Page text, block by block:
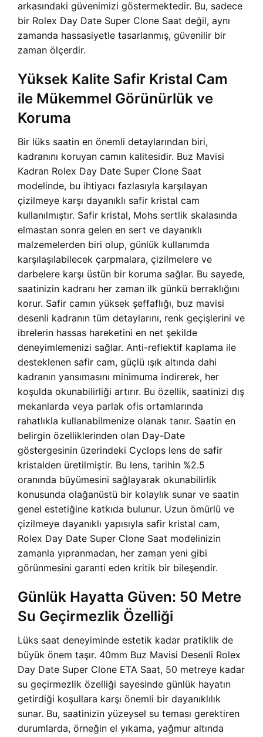
arkasındaki güvenimizi göstermektedir. Bu, sadece
bir Rolex Day Date Super Clone Saat değil, aynı
zamanda hassasiyetle tasarlanmış, güvenilir bir
zaman ölçerdir.
Yüksek Kalite Safir Kristal Cam
ile Mükemmel Görünürlük ve
Koruma
Bir lüks saatin en önemli detaylarından biri,
kadranını koruyan camın kalitesidir. Buz Mavisi
Kadran Rolex Day Date Super Clone Saat
modelinde, bu ihtiyacı fazlasıyla karşılayan
çizilmeye karşı dayanıklı safir kristal cam
kullanılmıştır. Safir kristal, Mohs sertlik skalasında
elmastan sonra gelen en sert ve dayanıklı
malzemelerden biri olup, günlük kullanımda
karşılaşılabilecek çarpmalara, çizilmelere ve
darbelere karşı üstün bir koruma sağlar. Bu sayede,
saatinizin kadranı her zaman ilk günkü berraklığını
korur. Safir camın yüksek şeffaflığı, buz mavisi
desenli kadranın tüm detaylarını, renk geçişlerini ve
ibrelerin hassas hareketini en net şekilde
deneyimlemenizi sağlar. Anti-reflektif kaplama ile
desteklenen safir cam, güçlü ışık altında dahi
kadranın yansımasını minimuma indirerek, her
koşulda okunabilirliği artırır. Bu özellik, saatinizi dış
mekanlarda veya parlak ofis ortamlarında
rahatlıkla kullanabilmenize olanak tanır. Saatin en
belirgin özelliklerinden olan Day-Date
göstergesinin üzerindeki Cyclops lens de safir
kristalden üretilmiştir. Bu lens, tarihin %2.5
oranında büyümesini sağlayarak okunabilirlik
konusunda olağanüstü bir kolaylık sunar ve saatin
genel estetiğine katkıda bulunur. Uzun ömürlü ve
çizilmeye dayanıklı yapısıyla safir kristal cam,
Rolex Day Date Super Clone Saat modelinizin
zamanla yıpranmadan, her zaman yeni gibi
görünmesini garanti eden kritik bir bileşendir.
Günlük Hayatta Güven: 50 Metre
Su Geçirmezlik Özelliği
Lüks saat deneyiminde estetik kadar pratiklik de
büyük önem taşır. 40mm Buz Mavisi Desenli Rolex
Day Date Super Clone ETA Saat, 50 metreye kadar
su geçirmezlik özelliği sayesinde günlük hayatın
getirdiği koşullara karşı önemli bir dayanıklılık
sunar. Bu, saatinizin yüzeysel su teması gerektiren
durumlarda, örneğin el yıkama, yağmur altında